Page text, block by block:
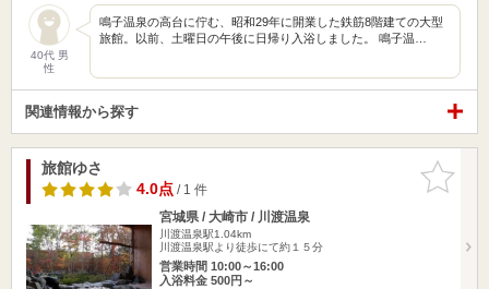
40代 男
性
鳴子温泉の高台に佇む、昭和29年に開業した鉄筋8階建ての大型
旅館。以前、土曜日の午後に日帰り入浴しました。 鳴子温…
関連情報から探す
お気に入
りに追加
旅館ゆさ
4.0点/ 1 件
宮城県 / 大崎市 / 川渡温泉
川渡温泉駅1.04km
川渡温泉駅より徒歩にて約１５分
営業時間 10:00～16:00
入浴料金 500円～